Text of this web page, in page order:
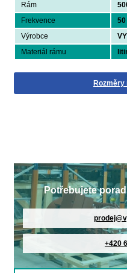
Rám
Frekvence
50
Výrobce
Materiál rámu
Potřebujete
+420